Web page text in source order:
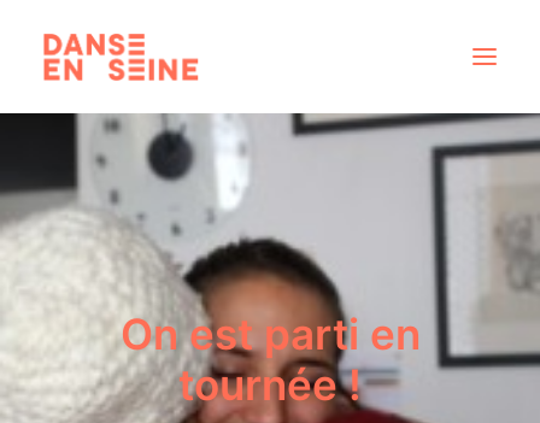
DISPOSITIFS ARTISTIQUES
À PROPOS
NOUS REJOINDRE
On est parti en
tournée !